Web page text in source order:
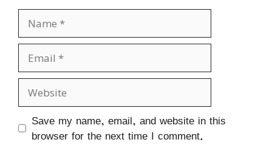
Name
Email
Website
Save my name, email, and website in this
browser for the next time I comment.